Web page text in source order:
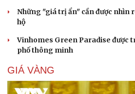
Những "giá trị ẩn" cần được nhìn
hộ
Vinhomes Green Paradise được
phố thông minh
GIÁ VÀNG